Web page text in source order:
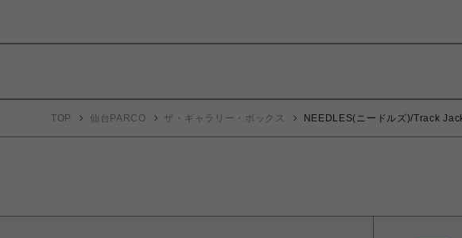
TOP 仙台PARCO ザ・ギャラリー・ボックス NEEDLES(ニードルズ)/Track